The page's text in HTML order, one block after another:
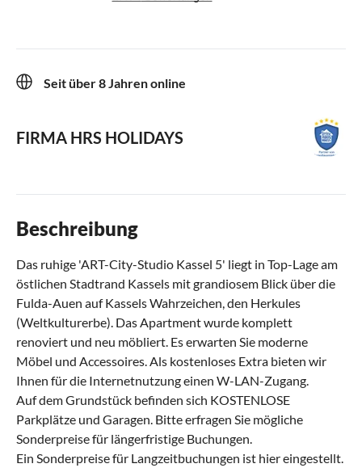
Seit über 8 Jahren online
FIRMA HRS HOLIDAYS
Beschreibung
Das ruhige 'ART-City-Studio Kassel 5' liegt in Top-Lage am
östlichen Stadtrand Kassels mit grandiosem Blick über die
Fulda-Auen auf Kassels Wahrzeichen, den Herkules
(Weltkulturerbe). Das Apartment wurde komplett
renoviert und neu möbliert. Es erwarten Sie moderne
Möbel und Accessoires. Als kostenloses Extra bieten wir
Ihnen für die Internetnutzung einen W-LAN-Zugang.
Auf dem Grundstück befinden sich KOSTENLOSE
Parkplätze und Garagen. Bitte erfragen Sie mögliche
Sonderpreise für längerfristige Buchungen.
Ein Sonderpreise für Langzeitbuchungen ist hier eingestellt.